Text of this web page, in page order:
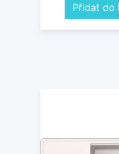
Přidat do